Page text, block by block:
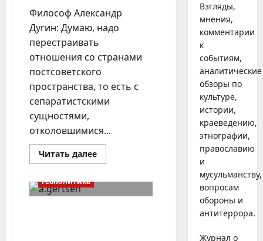
Философ Александр
Дугин: Думаю, надо
перестраивать
отношения со странами
постсоветского
пространства, то есть с
сепаратистскими
сущностями,
отколовшимися...
Читать далееПрочитать
больше
отношения
Геополитика
Взгляды,
мнения,
комментарии
к
событиям,
аналитические
обзоры по
культуре,
истории,
краеведению,
этнографии,
православию
и
мусульманству,
вопросам
обороны и
антитеррора.
Журнал о